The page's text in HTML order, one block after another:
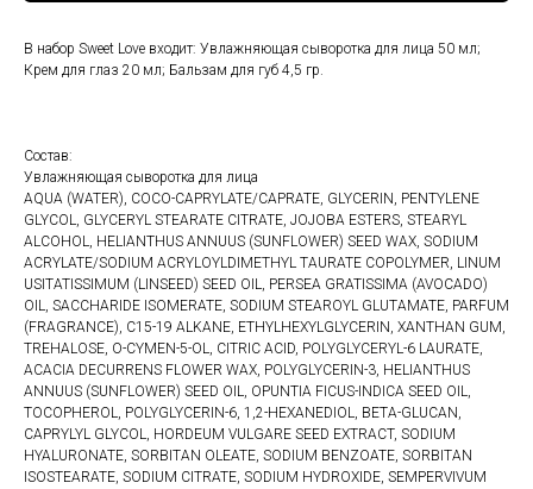
В набор Sweet Love входит: Увлажняющая сыворотка для лица 50 мл;
Крем для глаз 20 мл; Бальзам для губ 4,5 гр.
Состав:
Увлажняющая сыворотка для лица
AQUA (WATER), COCO-CAPRYLATE/CAPRATE, GLYCERIN, PENTYLENE
GLYCOL, GLYCERYL STEARATE CITRATE, JOJOBA ESTERS, STEARYL
ALCOHOL, HELIANTHUS ANNUUS (SUNFLOWER) SEED WAX, SODIUM
ACRYLATE/SODIUM ACRYLOYLDIMETHYL TAURATE COPOLYMER, LINUM
USITATISSIMUM (LINSEED) SEED OIL, PERSEA GRATISSIMA (AVOCADO)
OIL, SACCHARIDE ISOMERATE, SODIUM STEAROYL GLUTAMATE, PARFUM
(FRAGRANCE), C15-19 ALKANE, ETHYLHEXYLGLYCERIN, XANTHAN GUM,
TREHALOSE, O-CYMEN-5-OL, CITRIC ACID, POLYGLYCERYL-6 LAURATE,
ACACIA DECURRENS FLOWER WAX, POLYGLYCERIN-3, HELIANTHUS
ANNUUS (SUNFLOWER) SEED OIL, OPUNTIA FICUS-INDICA SEED OIL,
TOCOPHEROL, POLYGLYCERIN-6, 1,2-HEXANEDIOL, BETA-GLUCAN,
CAPRYLYL GLYCOL, HORDEUM VULGARE SEED EXTRACT, SODIUM
HYALURONATE, SORBITAN OLEATE, SODIUM BENZOATE, SORBITAN
ISOSTEARATE, SODIUM CITRATE, SODIUM HYDROXIDE, SEMPERVIVUM